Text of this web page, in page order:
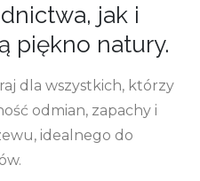
jak i
piękno natury.
dla wszystkich, którzy
odmian, zapachy i
idealnego do